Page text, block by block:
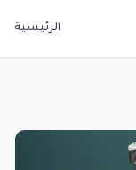
الرئيسية